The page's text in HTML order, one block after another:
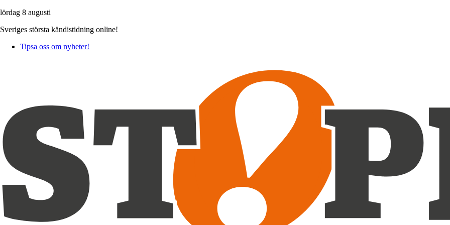
lördag 8 augusti
Sveriges största kändistidning online!
Tipsa oss om nyheter!